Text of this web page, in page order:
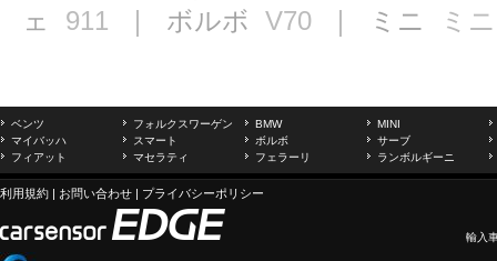
ェ 911 ｜ ボルボ V70 ｜ ミニ ミニ
ベンツ フォルクスワーゲン BMW
MINI
マイバッハ
スマート ボルボ
サーブ
フィアット
マセラティ フェラーリ ランボルギーニ
利用規約 | お問い合わせ | プライバシーポリシー
輸入